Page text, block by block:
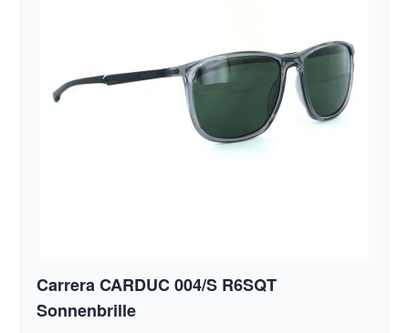
Carrera CARDUC 004/S R6SQT
Sonnenbrille